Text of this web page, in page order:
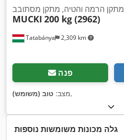
Tatabánya 2,309 km
מתקן הרמה והטיה, מתקן מסתובב
MUCKI 200 kg (2962)
פנה
מצב: טוב (משומש) ,
גלה מכונות משומשות נוספות